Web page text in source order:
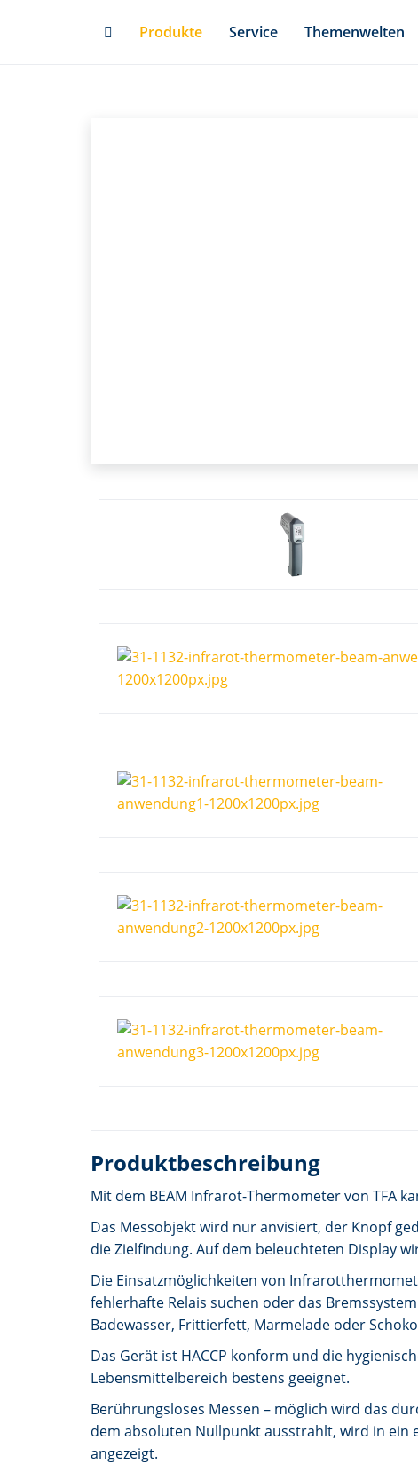
Produkte Service Themenwelten
Produktbeschreibung
Mit dem BEAM Infrarot-Thermometer von TFA
Das Messobjekt wird nur anvisiert, der Knopf
die Zielfindung. Auf dem beleuchteten Display
Die Einsatzmöglichkeiten von
fehlerhafte Relais suchen oder das
Badewasser, Frittierfett, Marmelade oder
Das Gerät ist HACCP konform und die
Lebensmittelbereich bestens geeignet.
Berührungsloses Messen – möglich wird das
dem absoluten Nullpunkt ausstrahlt, wird in ein
angezeigt.